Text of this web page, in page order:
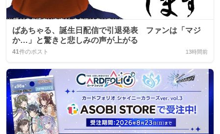
ばあちゃる、誕生日配信で引退発表 ファンは「マジ
か…」と驚きと悲しみの声が上がる
41件のポスト 13時間前